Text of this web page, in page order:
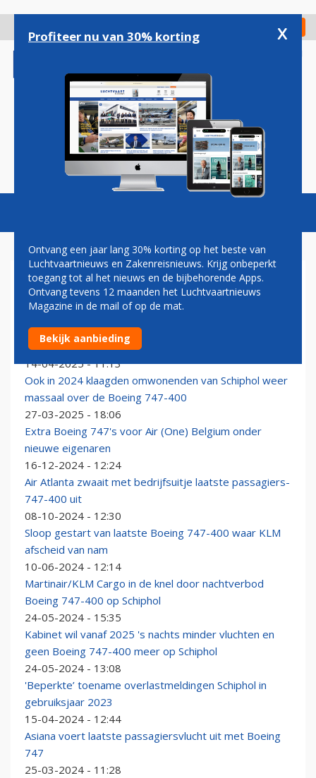
gaan
Check in
Magazine Podcasts Vacatures
BOEING 747-400
Sultan van Oman met zijn Boeing 747-400 naar
Schiphol
14-04-2025 - 11:13
Ook in 2024 klaagden omwonenden van Schiphol weer
massaal over de Boeing 747-400
27-03-2025 - 18:06
Extra Boeing 747's voor Air (One) Belgium onder
nieuwe eigenaren
16-12-2024 - 12:24
Air Atlanta zwaait met bedrijfsuitje laatste passagiers-
747-400 uit
08-10-2024 - 12:30
Sloop gestart van laatste Boeing 747-400 waar KLM
afscheid van nam
10-06-2024 - 12:14
Martinair/KLM Cargo in de knel door nachtverbod
Boeing 747-400 op Schiphol
24-05-2024 - 15:35
Kabinet wil vanaf 2025 's nachts minder vluchten en
geen Boeing 747-400 meer op Schiphol
24-05-2024 - 13:08
'Beperkte’ toename overlastmeldingen Schiphol in
gebruiksjaar 2023
15-04-2024 - 12:44
Asiana voert laatste passagiersvlucht uit met Boeing
747
25-03-2024 - 11:28
Profiteer nu van 30% korting x
Ontvang een jaar lang 30% korting op het beste van
Luchtvaartnieuws en Zakenreisnieuws. Krijg onbeperkt
toegang tot al het nieuws en de bijbehorende Apps.
Ontvang tevens 12 maanden het Luchtvaartnieuws
Magazine in de mail of op de mat.
Bekijk aanbieding